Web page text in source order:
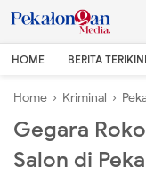
HOME BERITA TERIKINI
Home › Kriminal ›
Gegara
Salon di